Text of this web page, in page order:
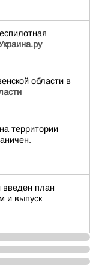
области в
территории
введен план
и выпуск